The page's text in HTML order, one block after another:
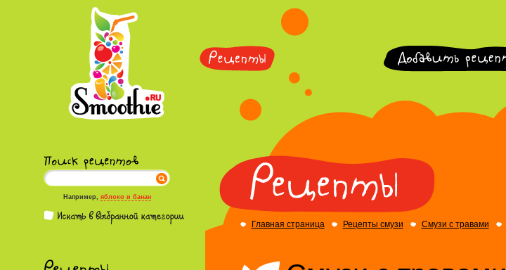
Например, яблоко и банан
Главная страница Рецепты смузи Смузи с травами